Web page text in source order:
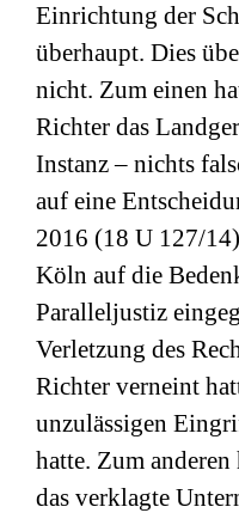
Einrichtung der
überhaupt. Dies
nicht. Zum einen
Richter das
Instanz – nichts
auf eine
2016 (18 U 127/
Köln auf die
Paralleljustiz
Verletzung des
Richter verneint
unzulässigen
hatte. Zum
das verklagte